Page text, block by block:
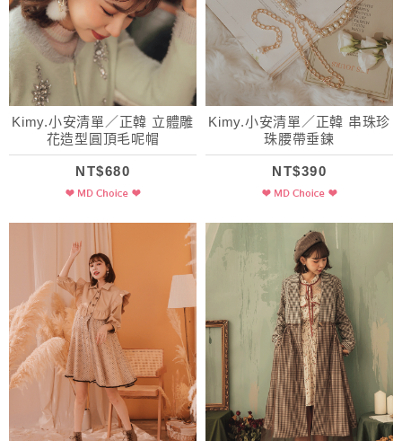
Kimy.小安清單／正韓 立體雕
花造型圓頂毛呢帽
NT$680
Kimy.小安清單／正韓 串珠珍
珠腰帶垂鍊
NT$390